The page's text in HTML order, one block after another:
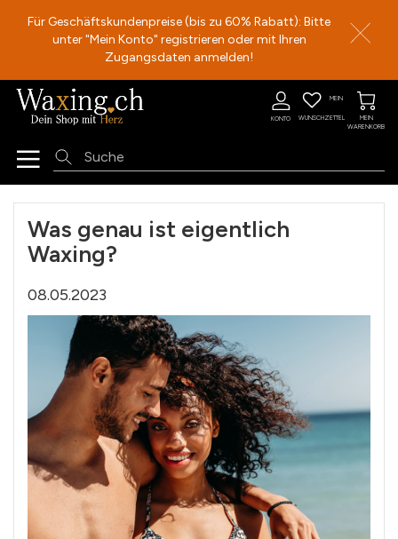
Für Geschäftskundenpreise (bis zu 60% Rabatt): Bitte
unter "Mein Konto" registrieren oder mit Ihren
Zugangsdaten anmelden!
Direkt
zum
Inhalt
MEIN
WARENKORB
MEIN
WUNSCHZETTEL
KONTO
Was genau ist eigentlich
Waxing?
08.05.2023